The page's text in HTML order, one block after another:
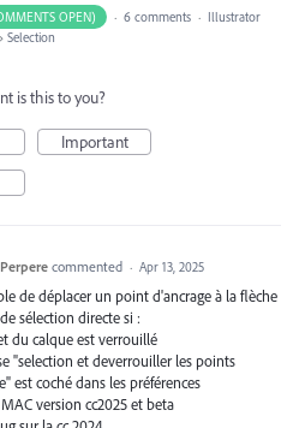
OPEN) · 6 comments · Illustrator
Selection
is this to you?
Important
commented · Apr 13, 2025
de déplacer un point d'ancrage à la flèche
sélection directe si :
du calque est verrouillé
"selection et deverrouiller les points
est coché dans les préférences
MAC version cc2025 et beta